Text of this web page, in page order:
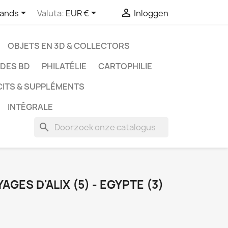
 Valuta: EUR €  Inloggen
OBJETS EN 3D & COLLECTORS
BD PHILATÉLIE
CARTOPHILIE
& SUPPLÉMENTS
INTÉGRALE
search
D'ALIX (5) - EGYPTE (3)